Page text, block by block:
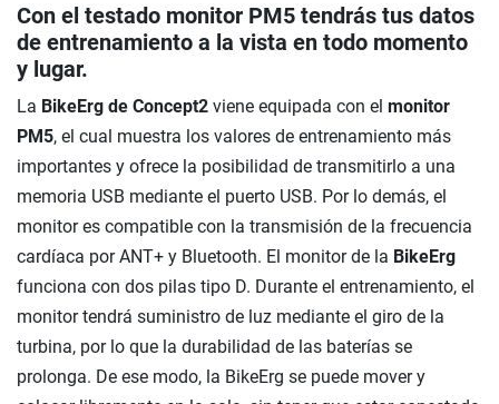
Con el testado monitor PM5 tendrás tus datos
de entrenamiento a la vista en todo momento
y lugar.
La BikeErg de Concept2 viene equipada con el monitor
PM5, el cual muestra los valores de entrenamiento más
importantes y ofrece la posibilidad de transmitirlo a una
memoria USB mediante el puerto USB. Por lo demás, el
monitor es compatible con la transmisión de la frecuencia
cardíaca por ANT+ y Bluetooth. El monitor de la BikeErg
funciona con dos pilas tipo D. Durante el entrenamiento, el
monitor tendrá suministro de luz mediante el giro de la
turbina, por lo que la durabilidad de las baterías se
prolonga. De ese modo, la BikeErg se puede mover y